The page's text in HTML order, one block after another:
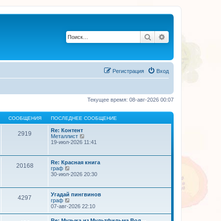
Поиск
Вход
Регистрация
Текущее время: 08-авг-2026 00:07
СООБЩЕНИЯ ПОСЛЕДНЕЕ СООБЩЕНИЕ
2919
Re: Контент
Металлист
е
т
и
к
о
с
е
д
н
19-июл-2026 11:41
20168
Re: Красная книга
граф
е
т
и
к
п
30-июл-2026 20:30
4297
Угадай пингвинов
граф
е
07-авг-2026 22:10